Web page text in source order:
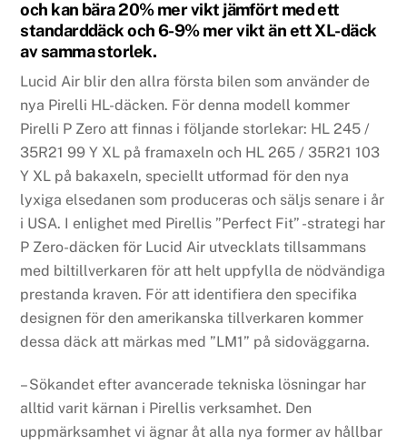
och kan bära 20% mer vikt jämfört med ett
standarddäck och 6-9% mer vikt än ett XL-däck
av samma storlek.
Lucid Air blir den allra första bilen som använder de
nya Pirelli HL-däcken. För denna modell kommer
Pirelli P Zero att finnas i följande storlekar: HL 245 /
35R21 99 Y XL på framaxeln och HL 265 / 35R21 103
Y XL på bakaxeln, speciellt utformad för den nya
lyxiga elsedanen som produceras och säljs senare i år
i USA. I enlighet med Pirellis ”Perfect Fit” -strategi har
P Zero-däcken för Lucid Air utvecklats tillsammans
med biltillverkaren för att helt uppfylla de nödvändiga
prestanda kraven. För att identifiera den specifika
designen för den amerikanska tillverkaren kommer
dessa däck att märkas med ”LM1” på sidoväggarna.
– Sökandet efter avancerade tekniska lösningar har
alltid varit kärnan i Pirellis verksamhet. Den
uppmärksamhet vi ägnar åt alla nya former av hållbar